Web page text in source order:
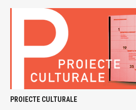
PROIECTE CULTURALE